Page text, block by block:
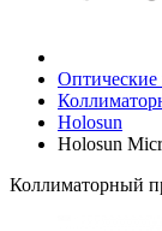
Holosun
Holosun
Коллиматорный